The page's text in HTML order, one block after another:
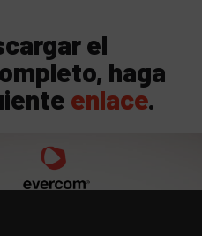
el
haga
enlace.